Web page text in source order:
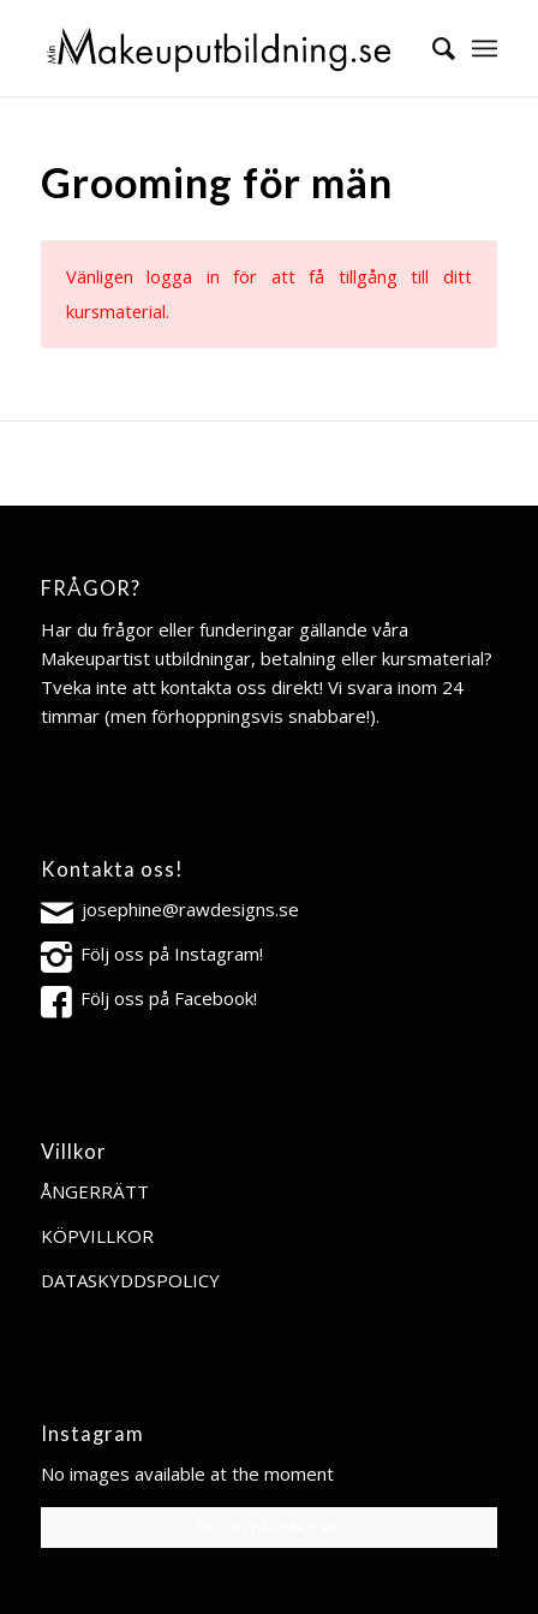
Grooming för män
Vänligen logga in för att få tillgång till ditt
kursmaterial.
FRÅGOR?
Har du frågor eller funderingar gällande våra
Makeupartist utbildningar, betalning eller kursmaterial?
Tveka inte att kontakta oss direkt! Vi svara inom 24
timmar (men förhoppningsvis snabbare!).
Kontakta oss!
josephine@rawdesigns.se
Följ oss på Instagram!
Följ oss på Facebook!
Villkor
ÅNGERRÄTT
KÖPVILLKOR
DATASKYDDSPOLICY
Instagram
No images available at the moment